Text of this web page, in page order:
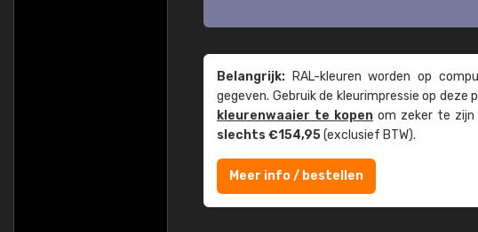
Belangrijk: RAL-kleuren worden op
gegeven. Gebruik de kleur­impressie op deze
kleuren­waaier te kopenom zeker te zijn
slechts €154,95(exclusief BTW).
Meer info / bestellen